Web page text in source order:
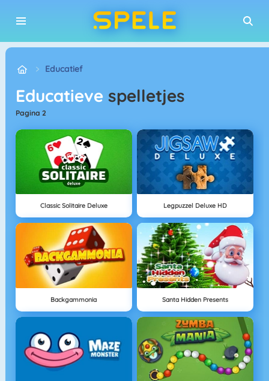
Educatief
Educatievespelletjes
pagina 2
Classic Solitaire Deluxe Legpuzzel Deluxe HD
Backgammonia Santa Hidden Presents